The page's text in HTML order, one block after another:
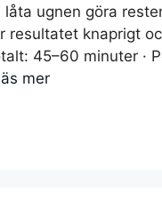
ugnen göra
resultatet knaprigt
45–60 minuter ·
mer